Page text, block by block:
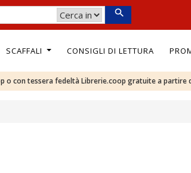
SCAFFALI CONSIGLI DI LETTURA
o con tessera fedeltà Librerie.coop gratuite a partire